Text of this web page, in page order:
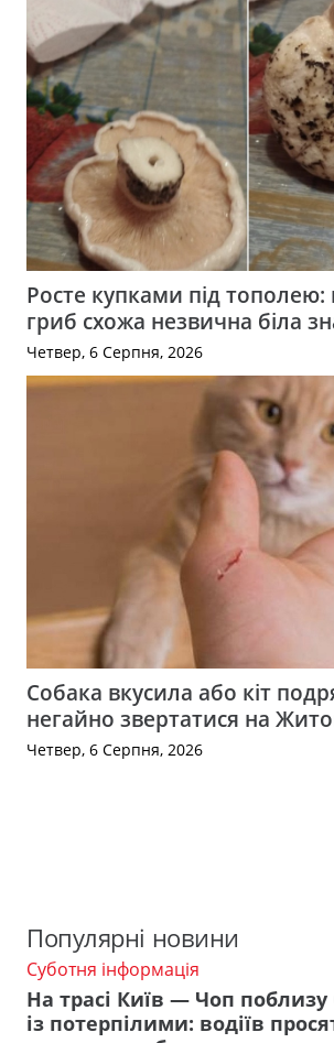
Росте купками під тополею:
гриб схожа незвична біла
Четвер, 6 Серпня, 2026
Собака вкусила або кіт
негайно звертатися на
Четвер, 6 Серпня, 2026
Популярні новини
Суботня інформація
На трасі Київ — Чоп поблизу
із потерпілими: водіїв